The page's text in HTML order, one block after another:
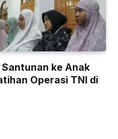
ke Anak
Operasi TNI di